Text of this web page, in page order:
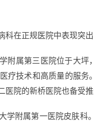
在正规医院中表现突
附属第三医院位于大坪
疗技术和高质量的服
院的新桥医院也备受推
学附属第一医院皮肤科